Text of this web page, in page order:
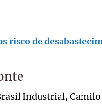
risco de
Industrial,